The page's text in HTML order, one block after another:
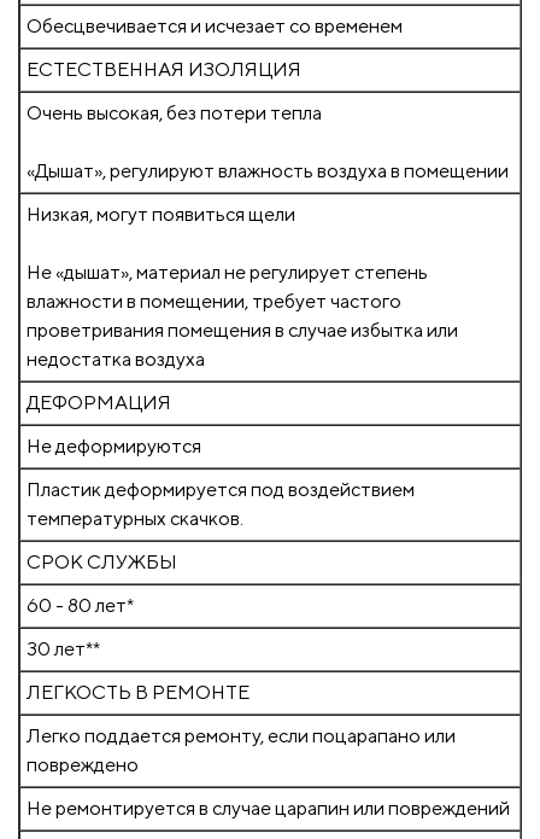
Обесцвечивается и исчезает со временем
ЕСТЕСТВЕННАЯ ИЗОЛЯЦИЯ
Очень высокая, без потери тепла
«Дышат», регулируют влажность воздуха в помещении
Низкая, могут появиться щели
Не «дышат», материал не регулирует степень
влажности в помещении, требует частого
проветривания помещения в случае избытка или
недостатка воздуха
ДЕФОРМАЦИЯ
Не деформируются
Пластик деформируется под воздействием
температурных скачков.
СРОК СЛУЖБЫ
60 - 80 лет*
30 лет**
ЛЕГКОСТЬ В РЕМОНТЕ
Легко поддается ремонту, если поцарапано или
повреждено
Не ремонтируется в случае царапин или повреждений